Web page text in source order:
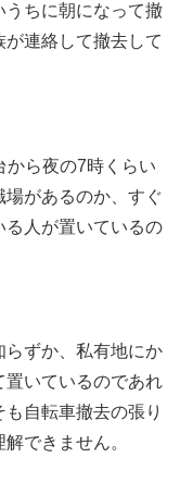
うちに朝になって撤
連絡して撤去して
から夜の7時くらい
場があるのか、すぐ
る人が置いているの
らずか、私有地にか
置いているのであれ
自転車撤去の張り
できません。